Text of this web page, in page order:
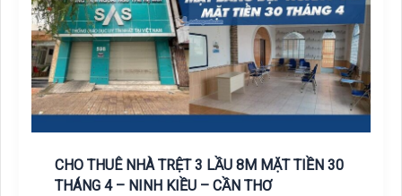
CHO THUÊ NHÀ TRỆT 3 LẦU 8M MẶT TIỀN 30
THÁNG 4 – NINH KIỀU – CẦN THƠ